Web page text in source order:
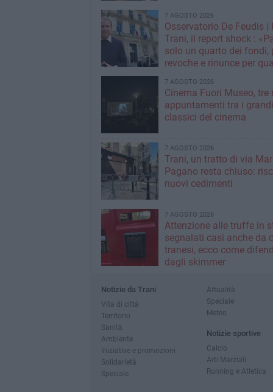
7 AGOSTO 2026
Osservatorio De Feudis |
Trani, il report shock :
solo un quarto dei fondi,
revoche e rinunce per
7 AGOSTO 2026
Cinema Fuori Museo, tre
appuntamenti tra i grandi
classici del cinema
7 AGOSTO 2026
Trani, un tratto di via
Pagano resta chiuso:
nuovi cedimenti
7 AGOSTO 2026
Attenzione alle truffe in
segnalati casi anche da
tranesi, ecco come
dagli skimmer
Notizie da Trani
Vita di città
Territorio
Sanità
Ambiente
Iniziative e promozioni
Solidarietà
Speciale
Attualità
Speciale
Meteo
Notizie sportive
Calcio
Arti Marziali
Running e Atletica